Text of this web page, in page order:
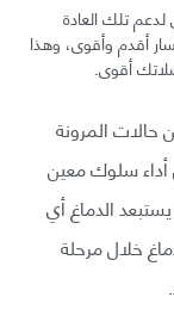
تلك العادة
أقدم وأقوى، وهذا
أقوى.
حالات المرونة
أداء سلوك معين
الدماغ أي
خلال مرحلة